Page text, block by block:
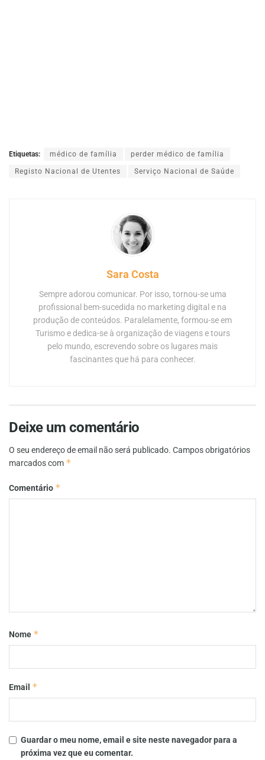
Etiquetas: médico de família perder médico de família
Registo Nacional de Utentes Serviço Nacional de Saúde
Sara Costa
Sempre adorou comunicar. Por isso, tornou-se uma
profissional bem-sucedida no marketing digital e na
produção de conteúdos. Paralelamente, formou-se em
Turismo e dedica-se à organização de viagens e tours
pelo mundo, escrevendo sobre os lugares mais
fascinantes que há para conhecer.
Deixe um comentário
O seu endereço de email não será publicado. Campos obrigatórios
marcados com *
Comentário *
Nome *
Email *
Guardar o meu nome, email e site neste navegador para a
próxima vez que eu comentar.